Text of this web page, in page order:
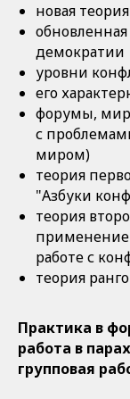
новая
демократии
уровни
его
форумы,
с
миром)
теория
"Азбуки
теория
применение
работе с
теория
Практика в
работа в
групповая